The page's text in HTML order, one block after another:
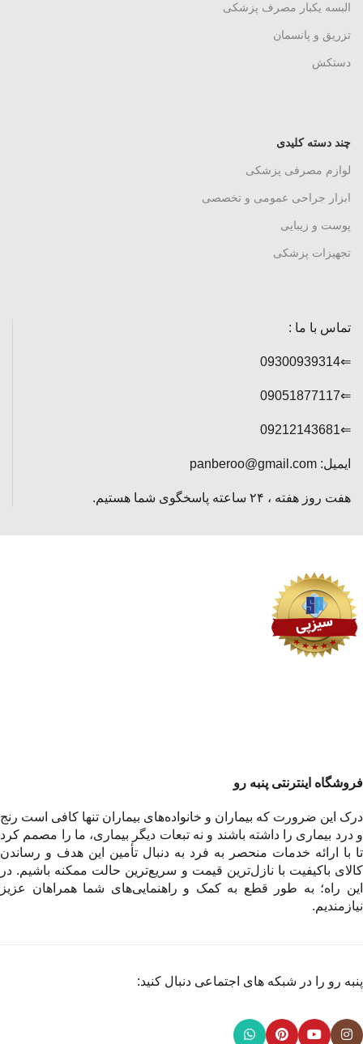
البسه یکبار مصرف پزشکی
تزریق و پانسمان
دستکش
چند دسته کلیدی
لوازم مصرفی پزشکی
ابزار جراحی عمومی و تخصصی
پوست و زیبایی
تجهیزات پزشکی
تماس با ما :
⇐09300939314
⇐09051877117
⇐09212143681
ایمیل: panberoo@gmail.com
هفت روز هفته ، ۲۴ ساعته پاسخگوی شما هستیم.
فروشگاه اینترنتی پنبه رو
درک این ضرورت که بیماران و خانواده‌های بیماران تنها کافی است رنج
و درد بیماری را داشته باشند و نه تبعات دیگر بیماری، ما را مصمم کرد
تا با ارائه خدمات منحصر به فرد به دنبال تأمین این هدف و رساندن
کالای باکیفیت با نازل‌ترین قیمت و سریع‌ترین حالت ممکنه باشیم. در
این راه؛ به طور قطع به کمک و راهنمایی‌های شما همراهان عزیز
نیازمندیم.
پنبه رو را در شبکه های اجتماعی دنبال کنید: